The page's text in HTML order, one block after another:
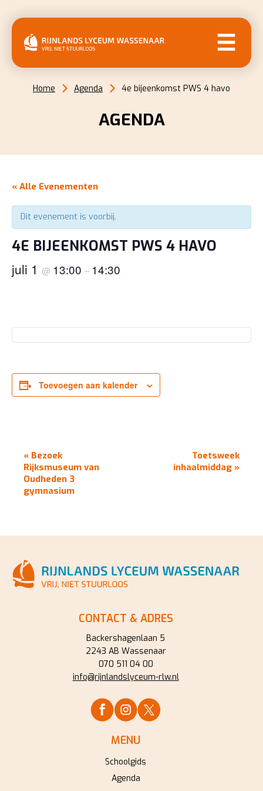
Home Agenda 4e bijeenkomst PWS 4 havo
AGENDA
« Alle Evenementen
Dit evenement is voorbij.
4E BIJEENKOMST PWS 4 HAVO
juli 1 @ 13:00 – 14:30
Toevoegen aan kalender
EVENEMENT
NAVIGATIE
« Bezoek
Rijksmuseum van
Oudheden 3
gymnasium
Toetsweek
inhaalmiddag »
CONTACT & ADRES
Backershagenlaan 5
2243 AB Wassenaar
070 511 04 00
info@rijnlandslyceum-rlw.nl
MENU
Schoolgids
Agenda